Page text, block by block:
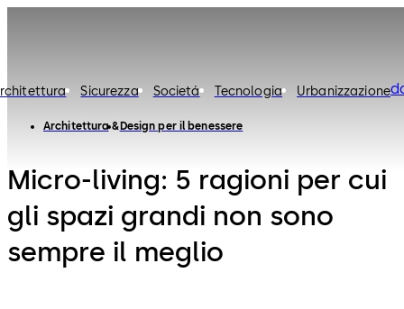
Sicurezza Societá Tecnologia Urbanizzazione
Architettura Design per il benessere
Micro-living: 5 ragioni per cui
gli spazi grandi non sono
sempre il meglio